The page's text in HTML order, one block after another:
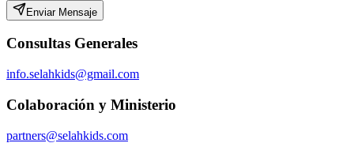
Enviar Mensaje
Consultas Generales
info.selahkids@gmail.com
Colaboración y Ministerio
partners@selahkids.com